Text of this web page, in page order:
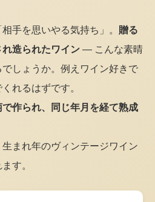
手を思いやる気持ち」。 贈る
造られたワイン — こんな素晴
しょうか。例えワイン好きで
れるはずです。
作られ、同じ年月を経て熟成
まれ年のヴィンテージワイン
す。